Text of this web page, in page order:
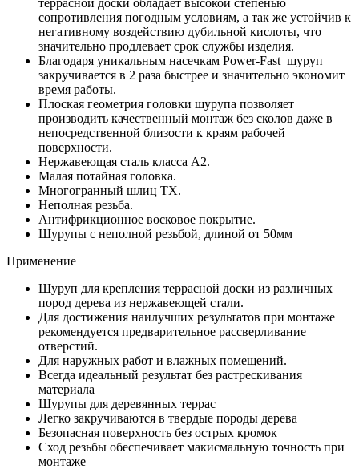
сопротивления погодным условиям, а так же устойчив к
негативному воздействию дубильной кислоты, что
значительно продлевает срок службы изделия.
Благодаря уникальным насечкам Power-Fast шуруп
закручивается в 2 раза быстрее и значительно экономит
время работы.
Плоская геометрия головки шурупа позволяет
производить качественный монтаж без сколов даже в
непосредственной близости к краям рабочей
поверхности.
Нержавеющая сталь класса А2.
Малая потайная головка.
Многогранный шлиц TX.
Неполная резьба.
Антифрикционное восковое покрытие.
Шурупы с неполной резьбой, длиной от 50мм
Применение
Шуруп для крепления террасной доски из различных
пород дерева из нержавеющей стали.
Для достижения наилучших результатов при монтаже
рекомендуется предварительное рассверливание
отверстий.
Для наружных работ и влажных помещений.
Всегда идеальный результат без растрескивания
материала
Шурупы для деревянных террас
Легко закручиваются в твердые породы дерева
Безопасная поверхность без острых кромок
Сход резьбы обеспечивает макисмальную точность при
монтаже